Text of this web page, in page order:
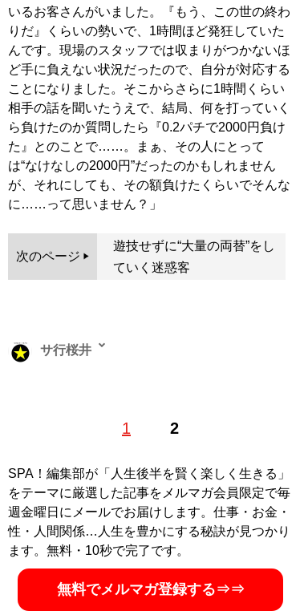
いるお客さんがいました。『もう、この世の終わ
りだ』くらいの勢いで、1時間ほど発狂していた
んです。現場のスタッフでは収まりがつかないほ
ど手に負えない状況だったので、自分が対応する
ことになりました。そこからさらに1時間くらい
相手の話を聞いたうえで、結局、何を打っていく
ら負けたのか質問したら『0.2パチで2000円負け
た』とのことで……。まぁ、その人にとって
は“なけなしの2000円”だったのかもしれません
が、それにしても、その額負けたくらいでそんな
に……って思いません？」
次のページ
遊技せずに“大量の両替”をし
ていく迷惑客
1 2
サ行桜井
ナル実戦術』の元編集者。四半世紀ほど勤めた会社を退
を執筆している。
X（旧Twitter）：@sagyosakurai
記事一覧へ
SPA！編集部が「人生後半を賢く楽しく生きる」
をテーマに厳選した記事をメルマガ会員限定で毎
週金曜日にメールでお届けします。仕事・お金・
性・人間関係…人生を豊かにする秘訣が見つかり
ます。無料・10秒で完了です。
無料でメルマガ登録する⇒⇒